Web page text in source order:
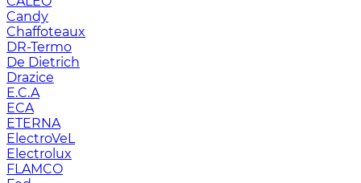
Candy
Chaffoteaux
DR-Termo
De Dietrich
Drazice
E.C.A
ECA
ETERNA
ElectroVeL
Electrolux
FLAMCO